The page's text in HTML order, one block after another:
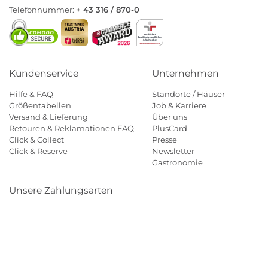
Telefonnummer: + 43 316 / 870-0
Kundenservice
Hilfe & FAQ
Größentabellen
Versand & Lieferung
Retouren & Reklamationen FAQ
Click & Collect
Click & Reserve
Unternehmen
Standorte / Häuser
Job & Karriere
Über uns
PlusCard
Presse
Newsletter
Gastronomie
Unsere Zahlungsarten